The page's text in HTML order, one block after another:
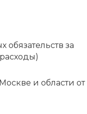
за
и области от